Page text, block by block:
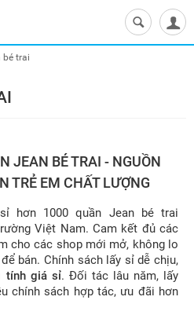
bé trai
JEAN BÉ TRAI - NGUỒN
TRẺ EM CHẤT LƯỢNG
hơn 1000 quần Jean bé trai
Việt Nam. Cam kết đủ các
cho các shop mới mở, không lo
bán. Chính sách lấy sỉ dễ chịu,
tính giá sỉ. Đối tác lâu năm, lấy
chính sách hợp tác, ưu đãi hơn